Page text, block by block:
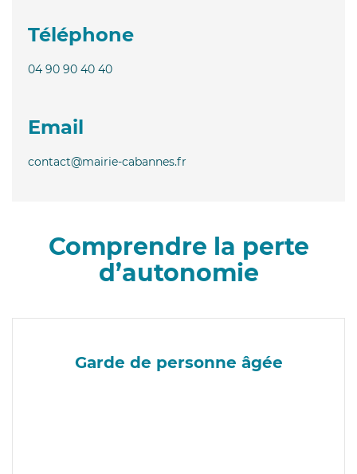
Téléphone
04 90 90 40 40
Email
contact@mairie-cabannes.fr
Comprendre la perte
d’autonomie
Garde de personne âgée